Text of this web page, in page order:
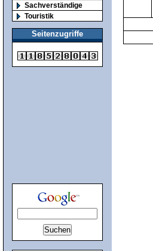
Sachverständige
Touristik
Seitenzugriffe